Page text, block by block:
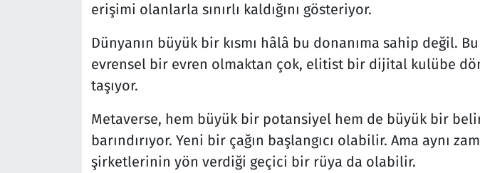
erişimi olanlarla sınırlı kaldığını gösteriyor.
Dünyanın büyük bir kısmı hâlâ bu donanıma sahip değil.
evrensel bir evren olmaktan çok, elitist bir dijital kulübe
taşıyor.
Metaverse, hem büyük bir potansiyel hem de büyük bir
barındırıyor. Yeni bir çağın başlangıcı olabilir. Ama aynı
şirketlerinin yön verdiği geçici bir rüya da olabilir.